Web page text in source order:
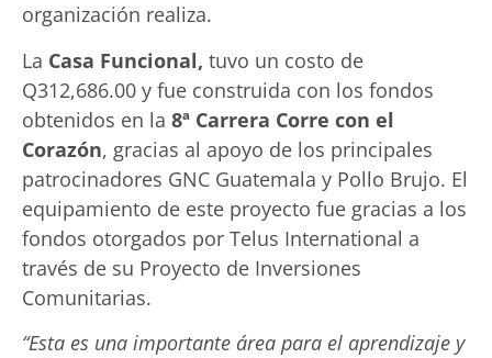
organización realiza.
La Casa Funcional, tuvo un costo de
Q312,686.00 y fue construida con los fondos
obtenidos en la 8ª Carrera Corre con el
Corazón, gracias al apoyo de los principales
patrocinadores GNC Guatemala y Pollo Brujo. El
equipamiento de este proyecto fue gracias a los
fondos otorgados por Telus International a
través de su Proyecto de Inversiones
Comunitarias.
“Esta es una importante área para el aprendizaje y